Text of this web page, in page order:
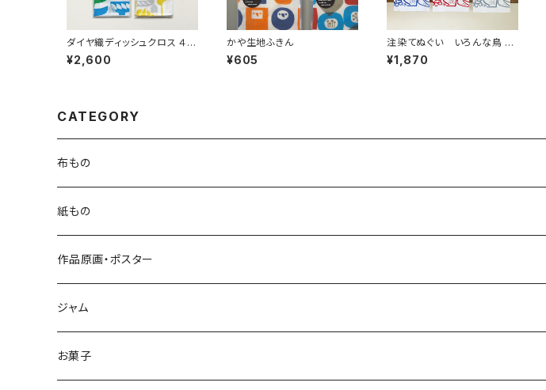
ダイヤ織ディッシュクロス ４枚
セット【特価！】
¥2,600
かや生地ふきん
¥605
注染てぬぐい いろんな鳥 単
色ver.【残り僅か】
¥1,870
CATEGORY
布もの
紙もの
作品原画・ポスター
ジャム
お菓子